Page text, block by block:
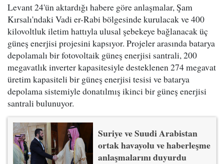
Levant 24'ün aktardığı habere göre anlaşmalar, Şam
Kırsalı'ndaki Vadi er-Rabi bölgesinde kurulacak ve 400
kilovoltluk iletim hattıyla ulusal şebekeye bağlanacak üç
güneş enerjisi projesini kapsıyor. Projeler arasında batarya
depolamalı bir fotovoltaik güneş enerjisi santrali, 200
megavatlık inverter kapasitesiyle desteklenen 274 megavat
üretim kapasiteli bir güneş enerjisi tesisi ve batarya
depolama sistemiyle donatılmış ikinci bir güneş enerjisi
santrali bulunuyor.
Suriye ve Suudi Arabistan
ortak havayolu ve haberleşme
anlaşmalarını duyurdu